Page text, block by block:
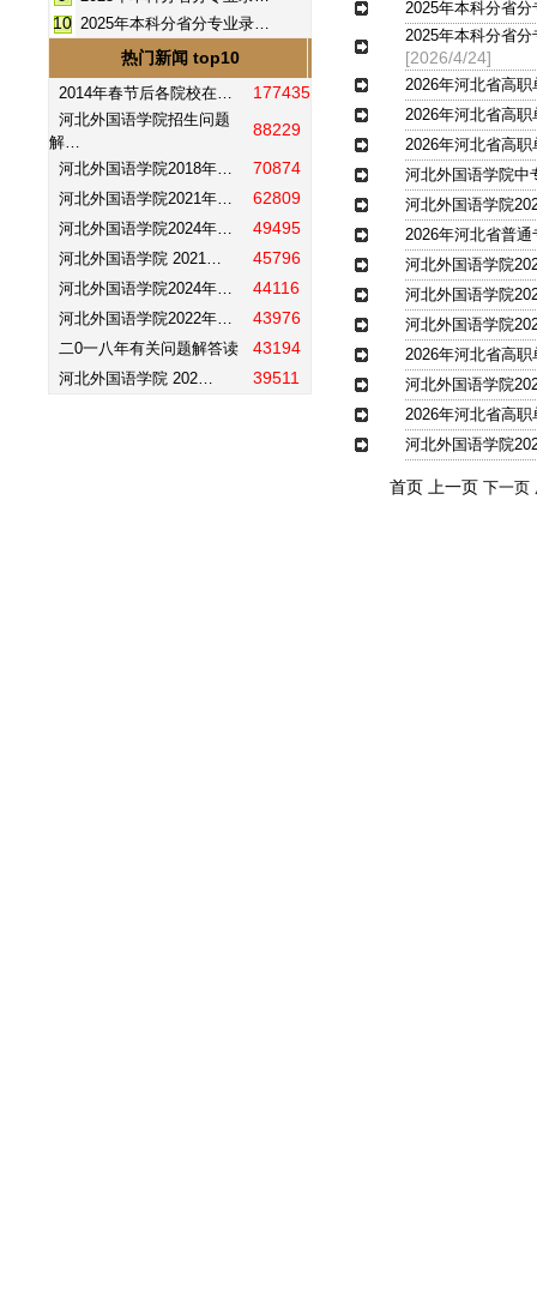
10 2025年本科分省分专业录…
热门新闻 top10
2014年春节后各院校在… 177435
河北外国语学院招生问题
解…
88229
河北外国语学院2018年… 70874
河北外国语学院2021年… 62809
河北外国语学院2024年… 49495
河北外国语学院 2021… 45796
河北外国语学院2024年… 44116
河北外国语学院2022年… 43976
二0一八年有关问题解答读 43194
河北外国语学院 202… 39511
2025年本科分省
2025年本科分省
[2026/4/24]
2026年河北省高
2026年河北省高
2026年河北省高
河北外国语学院中
河北外国语学院
2026年河北省普
河北外国语学院
河北外国语学院
河北外国语学院
2026年河北省高
河北外国语学院
2026年河北省高
河北外国语学院
首页 上一页 下一页